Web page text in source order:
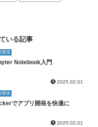
いる記事
環境
Notebook入門
2025.02.01
環境
でアプリ開発を快適に
2025.02.01